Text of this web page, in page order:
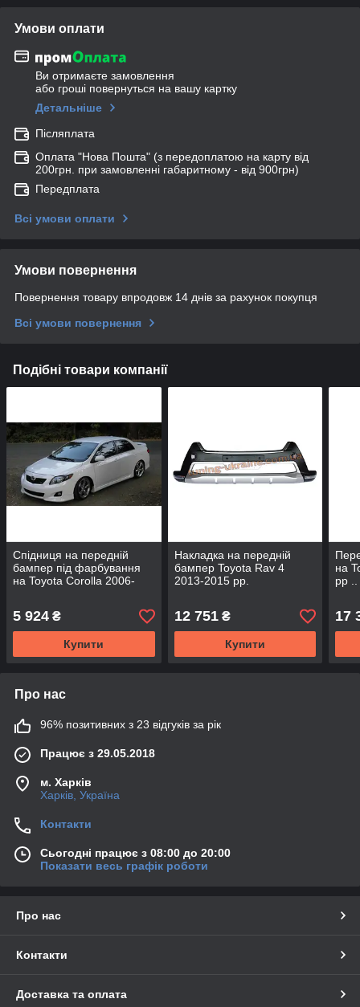
Умови оплати
Ви отримаєте замовлення
або гроші повернуться на вашу картку
Детальніше
Післяплата
Оплата "Нова Пошта" (з передоплатою на карту від
200грн. при замовленні габаритному - від 900грн)
Передплата
Всі умови оплати
Умови повернення
Повернення товару впродовж 14 днів за рахунок покупця
Всі умови повернення
Подібні товари компанії
Спідниця на передній
бампер під фарбування
на Toyota Corolla 2006-
передний бампер Тойота
Королла
5 924 ₴
Купити
Накладка на передній
бампер Toyota Rav 4
2013-2015 рр.
12 751₴
Купити
на
рр ..
17
Про нас
96% позитивних з 23 відгуків за рік
Працює з 29.05.2018
м. Харків
Харків, Україна
Контакти
Сьогодні працює з 08:00 до 20:00
Показати весь графік роботи
Про нас
Контакти
Доставка та оплата